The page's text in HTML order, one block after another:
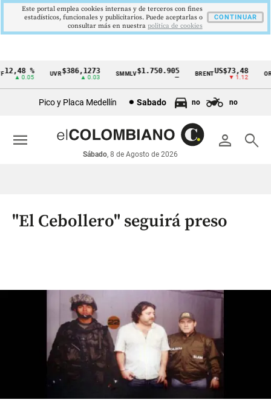
Cintillo
económicos
Colombia
%
▲ 0.05
UVR$386,1273
▲ 0.03
SMMLV$1.750.905 BRENTUS$73,48
▼ 1.12
ORO
Pico y Placa Medellín Sabado no no
person search
Sábado, 8 de Agosto de 2026
menu
"El Cebollero" seguirá preso
Este portal emplea cookies internas y de terceros con fines
estadísticos, funcionales y publicitarios. Puede aceptarlas o
consultar más en nuestra politica de cookies
CONTINUAR